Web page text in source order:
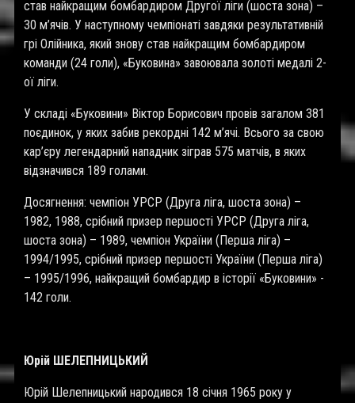
став найкращим бомбардиром Другої ліги (шоста зона) –
30 м’ячів. У наступному чемпіонаті завдяки результативній
грі Олійника, який знову став найкращим бомбардиром
команди (24 голи), «Буковина» завоювала золоті медалі 2-
ої ліги.
У складі «Буковини» Віктор Борисович провів загалом 381
поєдинок, у яких забив рекордні 142 м’ячі. Всього за свою
кар’єру легендарний нападник зіграв 575 матчів, в яких
відзначився 189 голами.
Досягнення: чемпіон УРСР (Друга ліга, шоста зона) –
1982, 1988, срібний призер першості УРСР (Друга ліга,
шоста зона) – 1989, чемпіон України (Перша ліга) –
1994/1995, срібний призер першості України (Перша ліга)
– 1995/1996, найкращий бомбардир в історії «Буковини» -
142 голи.
Юрій ШЕЛЕПНИЦЬКИЙ
Юрій Шелепницький народився 18 січня 1965 року у